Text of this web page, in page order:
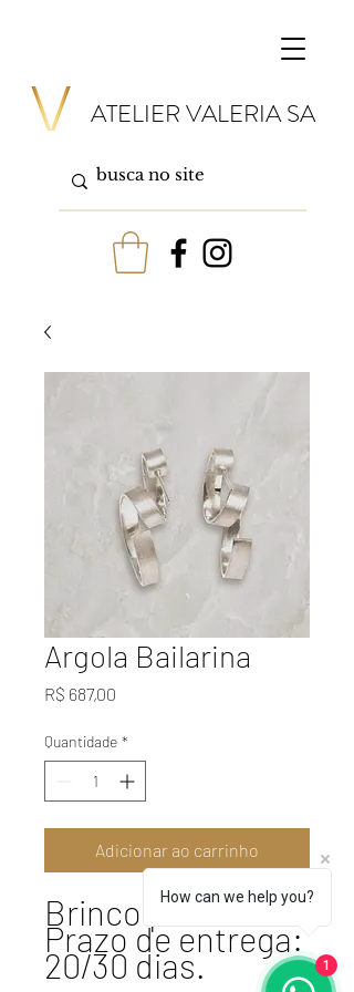
ATELIER VALERIA SA
Argola Bailarina
R$ 687,00
Quantidade *
Adicionar ao carrinho
Brinco prata 950
Prazo de entrega:
20/30 dias.
How can we help you?
1